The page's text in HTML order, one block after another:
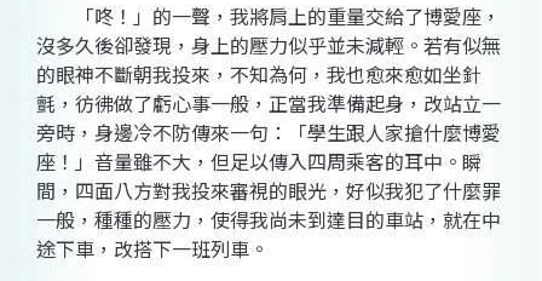
「咚！」的一聲，我將肩上的重量交給了博愛座，
沒多久後卻發現，身上的壓力似乎並未減輕。若有似無
的眼神不斷朝我投來，不知為何，我也愈來愈如坐針
氈，彷彿做了虧心事一般，正當我準備起身，改站立一
旁時，身邊冷不防傳來一句：「學生跟人家搶什麼博愛
座！」音量雖不大，但足以傳入四周乘客的耳中。瞬
間，四面八方對我投來審視的眼光，好似我犯了什麼罪
一般，種種的壓力，使得我尚未到達目的車站，就在中
途下車，改搭下一班列車。